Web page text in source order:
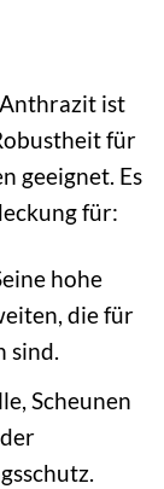
ist
für
geeignet. Es
für:
hohe
die für
sind.
Scheunen